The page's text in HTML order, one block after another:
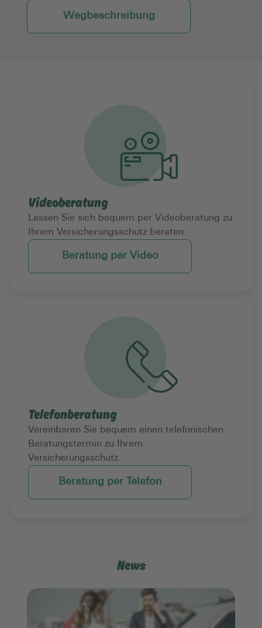
Wegbeschreibung
Videoberatung
Lassen Sie sich bequem per Videoberatung zu
Ihrem Versicherungsschutz beraten.
Beratung per Video
Telefonberatung
Vereinbaren Sie bequem einen telefonischen
Beratungstermin zu Ihrem
Versicherungsschutz.
Beratung per Telefon
News